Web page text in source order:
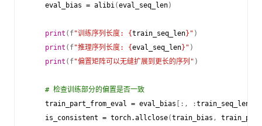
eval_bias = alibi(eval_seq_len)
print ( f"训练序列长度: {train_seq_len} " )
print ( f"推理序列长度: {eval_seq_len} " )
print ( f"偏置矩阵可以无缝扩展到更长的序列" )
# 检查训练部分的偏置是否一致
train_part_from_eval = eval_bias [:, :train_seq_len
is_consistent = torch.allclose(train_bias ,